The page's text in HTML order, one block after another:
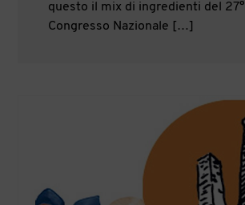
questo il mix di ingredienti del 27°
Congresso Nazionale […]